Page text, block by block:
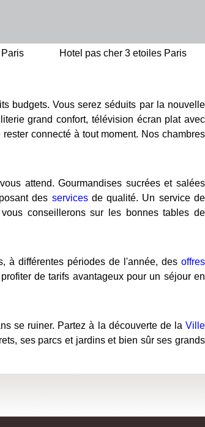
Hotel pas cher 3 etoiles Paris
budgets. Vous serez séduits par la nouvelle
grand confort, télévision écran plat avec
connecté à tout moment. Nos chambres
attend. Gourmandises sucrées et salées
des servicesde qualité. Un service de
conseillerons sur les bonnes tables de
à différentes périodes de l'année, des offres
de tarifs avantageux pour un séjour en
se ruiner. Partez à la découverte de la Ville
ses parcs et jardins et bien sûr ses grands